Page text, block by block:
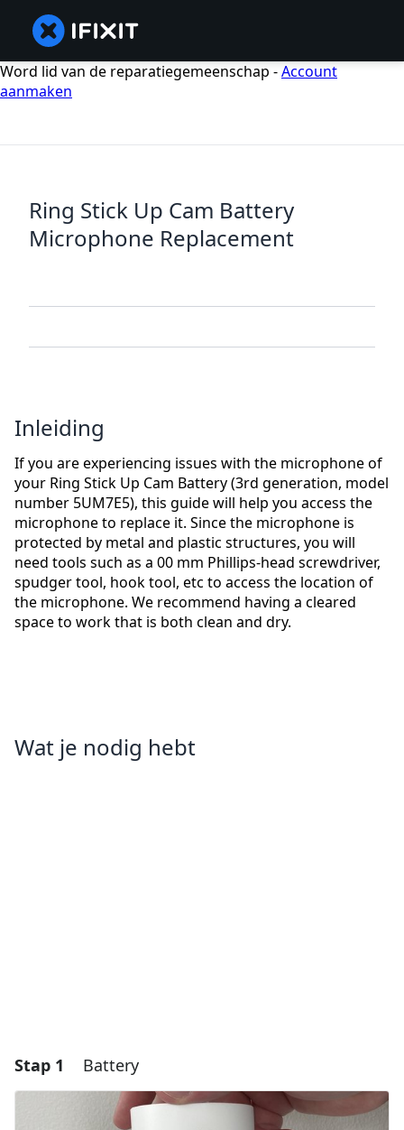
Word lid van de reparatiegemeenschap -Account
aanmaken
Ring Stick Up Cam Battery
Microphone Replacement
Inleiding
If you are experiencing issues with the microphone of
your Ring Stick Up Cam Battery (3rd generation, model
number 5UM7E5), this guide will help you access the
microphone to replace it. Since the microphone is
protected by metal and plastic structures, you will
need tools such as a 00 mm Phillips-head screwdriver,
spudger tool, hook tool, etc to access the location of
the microphone. We recommend having a cleared
space to work that is both clean and dry.
Wat je nodig hebt
Stap 1 Battery